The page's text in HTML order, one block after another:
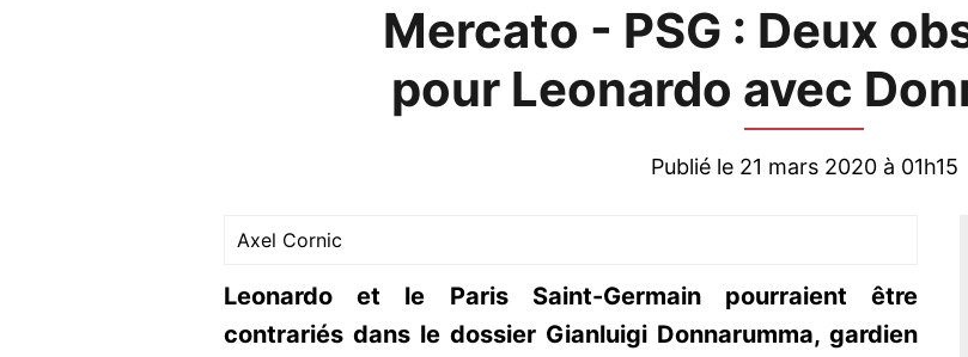
Mercato - PSG : Deux
pour Leonardo avec
Publié le 21 mars 2020 à 01h15
Axel Cornic
Leonardo et le Paris Saint-Germain pourraient être
contrariés dans le dossier Gianluigi Donnarumma, gardien